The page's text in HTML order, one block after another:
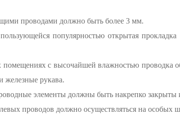
проводами должно быть более 3 мм.
популярностью открытая
с высочайшей влажностью проводка
железные рукава.
элементы должны быть накрепко закрыты
проводов должно осуществляться на особых